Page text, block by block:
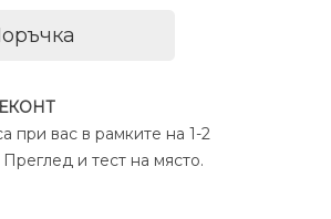
ЕКОНТ
при вас в рамките на 1-2
и тест на място.